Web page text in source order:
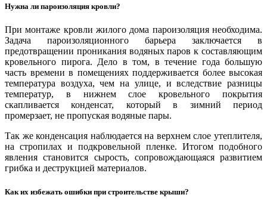
Нужна ли пароизоляция кровли?
При монтаже кровли жилого дома пароизоляция необходима.
Задача пароизоляционного барьера заключается в
предотвращении проникания водяных паров к составляющим
кровельного пирога. Дело в том, в течение года большую
часть времени в помещениях поддерживается более высокая
температура воздуха, чем на улице, и вследствие разницы
температур, в нижнем слое кровельного покрытия
скапливается конденсат, который в зимний период
промерзает, не пропуская водяные пары.
Так же конденсация наблюдается на верхнем слое утеплителя,
на стропилах и подкровельной пленке. Итогом подобного
явления становится сырость, сопровождающаяся развитием
грибка и деструкцией материалов.
Как их избежать ошибки при строительстве крыши?